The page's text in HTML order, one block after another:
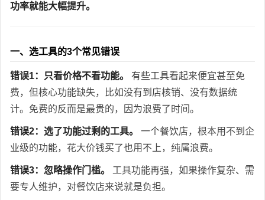
功率就能大幅提升。
一、选工具的3个常见错误
错误1：只看价格不看功能。
有些工具看起来便宜甚至免
费，但核心功能缺失，比如没有到店核销、没有数据统
计。免费的反而是最贵的，因为浪费了时间。
错误2：选了功能过剩的工具。
一个餐饮店，根本用不到企
业级的功能，花大价钱买了也用不上，纯属浪费。
错误3：忽略操作门槛。
工具功能再强，如果操作复杂、需
要专人维护，对餐饮店来说就是负担。